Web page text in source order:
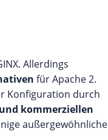
Allerdings
für Apache 2.
Konfiguration durch
kommerziellen
außergewöhnliche